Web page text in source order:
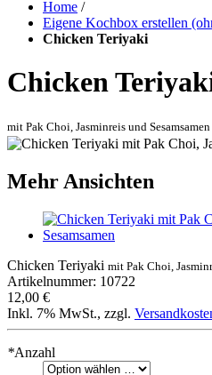
Home /
Eigene Kochbox erstellen
Chicken Teriyaki
Chicken
mit Pak Choi, Jasminreis und Sesamsamen
Mehr Ansichten
Chicken Teriyaki mit Pak Choi,
Artikelnummer: 10722
12,00 €
Inkl. 7% MwSt., zzgl.
*Anzahl